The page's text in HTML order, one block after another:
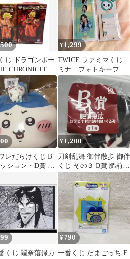
じ ドラゴンボー
CHRONICLE
C賞 D賞
¥ 1,299
TWICE ファミマくじ
ミナ フォトキーフォ
ルダー+付箋 2023
MINA
レだらけくじ B
ション・D賞 マ
¥ 1,200
刀剣乱舞 御伴散歩 御伴
くじ その３ B賞 肥前忠
広
くじ 鬮奈落録カ
¥ 790
一番くじ たまごっち F